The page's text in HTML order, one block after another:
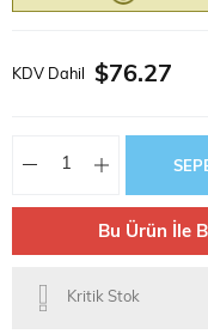
KDV Dahil $76.27
Bu Ürün İle
Kritik Stok